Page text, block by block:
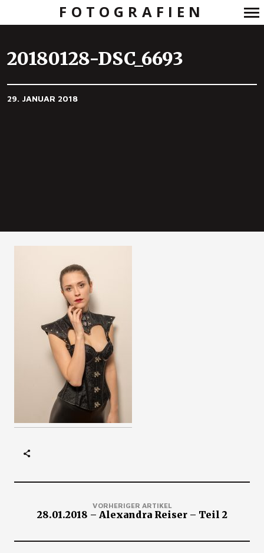
Navigation
FOTOGRAFIEN
20180128-DSC_6693
29. JANUAR 2018
VORHERIGER ARTIKEL
28.01.2018 – Alexandra Reiser – Teil 2